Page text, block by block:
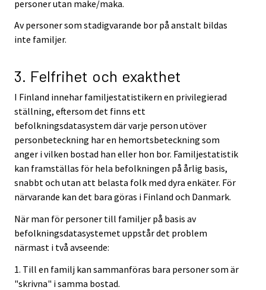
personer utan make/maka.
Av personer som stadigvarande bor på anstalt bildas
inte familjer.
3. Felfrihet och exakthet
I Finland innehar familjestatistikern en privilegierad
ställning, eftersom det finns ett
befolkningsdatasystem där varje person utöver
personbeteckning har en hemortsbeteckning som
anger i vilken bostad han eller hon bor. Familjestatistik
kan framställas för hela befolkningen på årlig basis,
snabbt och utan att belasta folk med dyra enkäter. För
närvarande kan det bara göras i Finland och Danmark.
När man för personer till familjer på basis av
befolkningsdatasystemet uppstår det problem
närmast i två avseende:
1. Till en familj kan sammanföras bara personer som är
"skrivna" i samma bostad.